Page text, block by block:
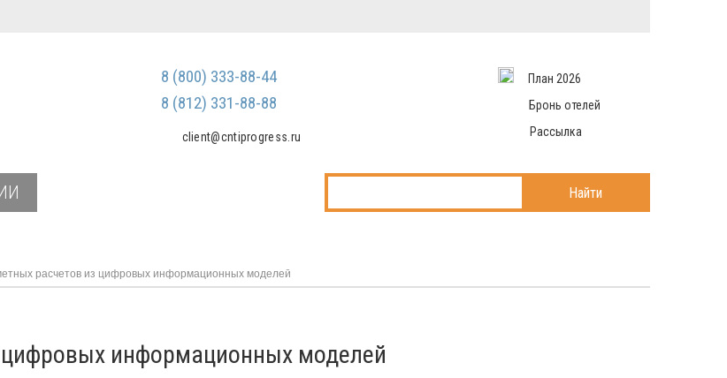
Мы не передаем ваши данные
спам
Запомнить меня
8 (800) 333-88-44
8 (812) 331-88-88
client@cntiprogress.ru
План 2026
Бронь отелей
Рассылка
Найти
расчетов из цифровых информационных моделей
информационных моделей